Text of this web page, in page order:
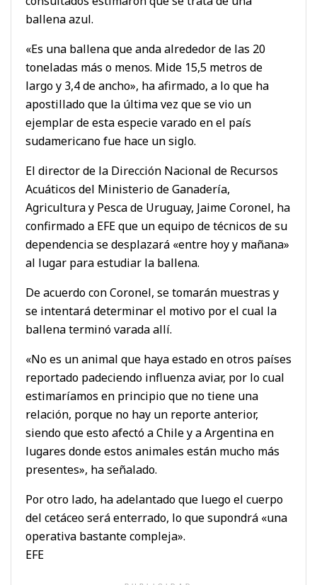
ballena azul.
«Es una ballena que anda alrededor de las 20
toneladas más o menos. Mide 15,5 metros de
largo y 3,4 de ancho», ha afirmado, a lo que ha
apostillado que la última vez que se vio un
ejemplar de esta especie varado en el país
sudamericano fue hace un siglo.
El director de la Dirección Nacional de Recursos
Acuáticos del Ministerio de Ganadería,
Agricultura y Pesca de Uruguay, Jaime Coronel, ha
confirmado a EFE que un equipo de técnicos de su
dependencia se desplazará «entre hoy y mañana»
al lugar para estudiar la ballena.
De acuerdo con Coronel, se tomarán muestras y
se intentará determinar el motivo por el cual la
ballena terminó varada allí.
«No es un animal que haya estado en otros países
reportado padeciendo influenza aviar, por lo cual
estimaríamos en principio que no tiene una
relación, porque no hay un reporte anterior,
siendo que esto afectó a Chile y a Argentina en
lugares donde estos animales están mucho más
presentes», ha señalado.
Por otro lado, ha adelantado que luego el cuerpo
del cetáceo será enterrado, lo que supondrá «una
operativa bastante compleja».
EFE